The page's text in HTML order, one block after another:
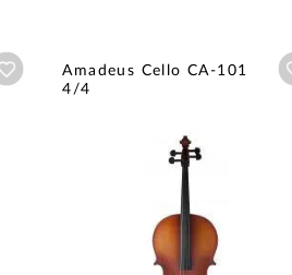
Añadir a wishlist
Amadeus Cello CA-101
4/4